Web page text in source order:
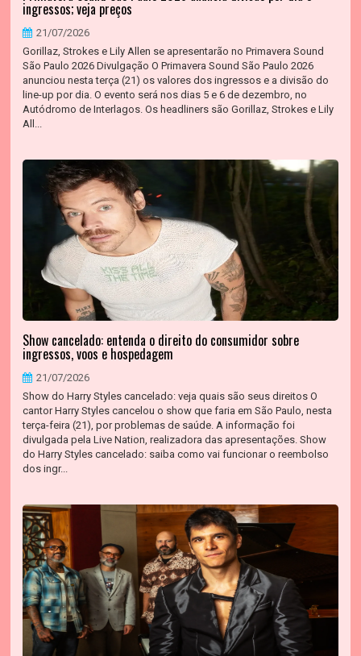
ingressos; veja preços
21/07/2026
Gorillaz, Strokes e Lily Allen se apresentarão no Primavera Sound
São Paulo 2026 Divulgação O Primavera Sound São Paulo 2026
anunciou nesta terça (21) os valores dos ingressos e a divisão do
line-up por dia. O evento será nos dias 5 e 6 de dezembro, no
Autódromo de Interlagos. Os headliners são Gorillaz, Strokes e Lily
All...
Show cancelado: entenda o direito do consumidor sobre
ingressos, voos e hospedagem
21/07/2026
Show do Harry Styles cancelado: veja quais são seus direitos O
cantor Harry Styles cancelou o show que faria em São Paulo, nesta
terça-feira (21), por problemas de saúde. A informação foi
divulgada pela Live Nation, realizadora das apresentações. Show
do Harry Styles cancelado: saiba como vai funcionar o reembolso
dos ingr...